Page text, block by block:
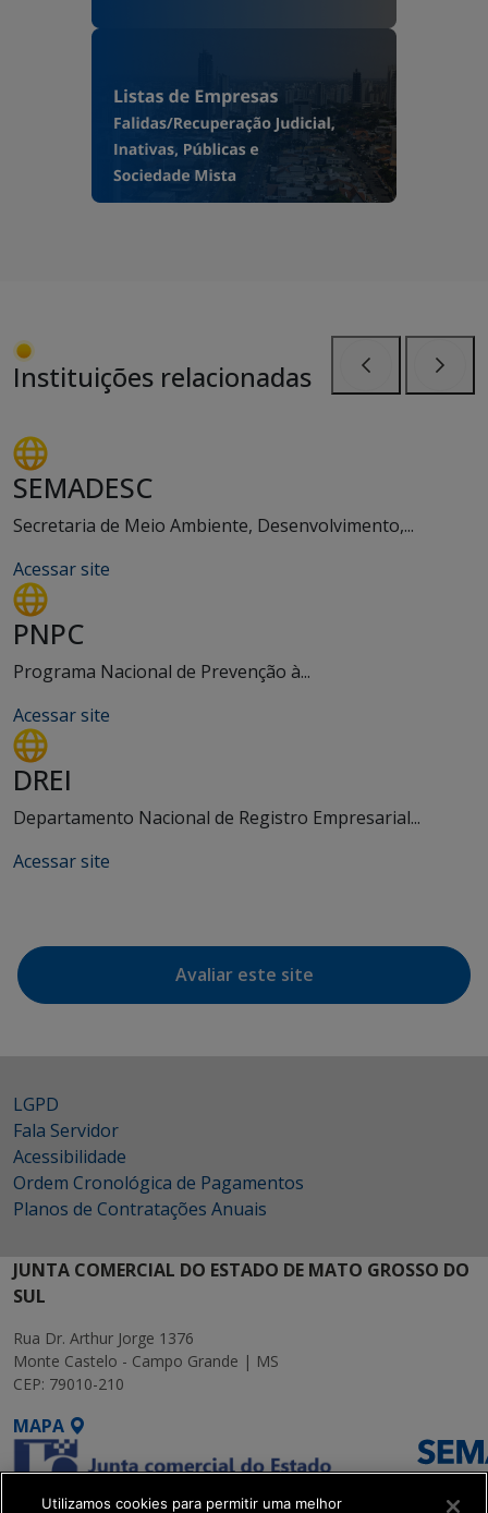
Instituições relacionadas
SEMADESC
Secretaria de Meio Ambiente, Desenvolvimento,...
Acessar site
PNPC
Programa Nacional de Prevenção à...
Acessar site
DREI
Departamento Nacional de Registro Empresarial...
Acessar site
Avaliar este site
LGPD
Fala Servidor
Acessibilidade
Ordem Cronológica de Pagamentos
Planos de Contratações Anuais
JUNTA COMERCIAL DO ESTADO DE MATO GROSSO DO
SUL
Rua Dr. Arthur Jorge 1376
Monte Castelo - Campo Grande | MS
CEP: 79010-210
MAPA
Utilizamos cookies para permitir uma melhor